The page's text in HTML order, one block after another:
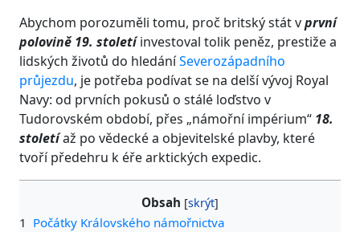
Abychom porozuměli tomu, proč britský stát vprvní
polovině 19. stoletíinvestoval tolik peněz, prestiže a
lidských životů do hledáníSeverozápadního
průjezdu, je potřeba podívat se na delší vývoj Royal
Navy: od prvních pokusů o stálé loďstvo v
Tudorovském období, přes „námořní impérium“ 18.
stoletíaž po vědecké a objevitelské plavby, které
tvoří předehru k éře arktických expedic.
Obsah
1 Počátky Královského námořnictva